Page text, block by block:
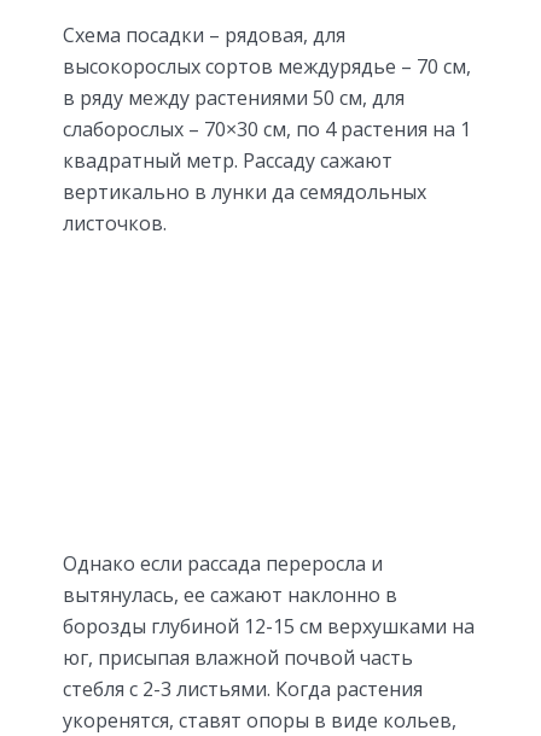
Схема посадки – рядовая, для
высокорослых сортов междурядье – 70 см,
в ряду между растениями 50 см, для
слаборослых – 70×30 см, по 4 растения на 1
квадратный метр. Рассаду сажают
вертикально в лунки да семядольных
листочков.
Однако если рассада переросла и
вытянулась, ее сажают наклонно в
борозды глубиной 12-15 см верхушками на
юг, присыпая влажной почвой часть
стебля с 2-3 листьями. Когда растения
укоренятся, ставят опоры в виде кольев,